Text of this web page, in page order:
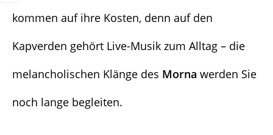
kommen auf ihre Kosten, denn auf den
Kapverden gehört Live-Musik zum Alltag – die
melancholischen Klänge des Morna werden Sie
noch lange begleiten.